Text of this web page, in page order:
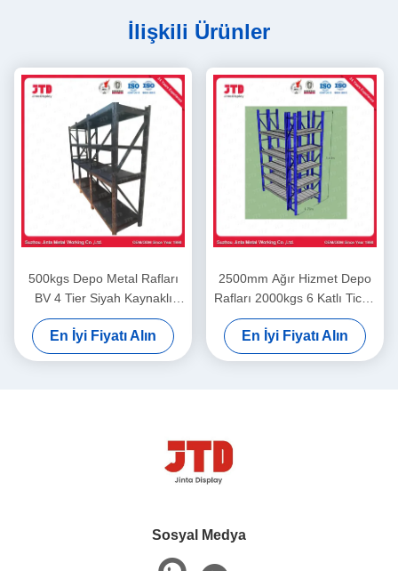
İlişkili Ürünler
500kgs Depo Metal Rafları
BV 4 Tier Siyah Kaynaklı
Çelik Raflar
En İyi Fiyatı Alın
2500mm Ağır Hizmet Depo
Rafları 2000kgs 6 Katlı Ticari
Raflar
En İyi Fiyatı Alın
Sosyal Medya